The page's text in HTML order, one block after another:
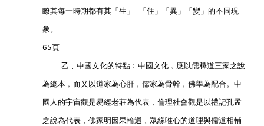
        瞭其每一時期都有其「生」 「住」「異」「變」的不同現
        象。
        65頁
            乙﹑中國文化的特點﹕中國文化﹐應以儒釋道三家之說
        為總本﹐而又以道家為心肝﹐儒家為骨幹﹐佛學為配合。中
        國人的宇宙觀是易經老莊為代表﹐倫理社會觀是以禮記孔孟
        之說為代表﹐佛家明因果輪迴﹑眾緣唯心的道理與儒道相輔